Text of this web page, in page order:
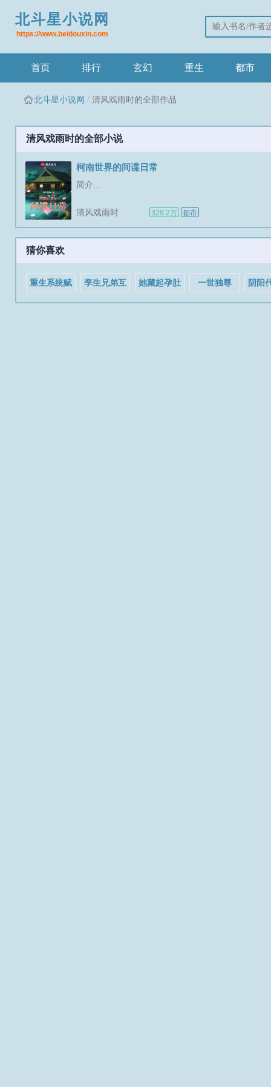
北斗星小说网
https://www.beidouxin.com
首页 排行 玄幻 重生 都市
北斗星小说网 清风戏雨时的全部作品
清风戏雨时的全部小说
柯南世界的间谍日常
简介...
清风戏雨时 329.2万 都市
猜你喜欢
重生系统赋
我梦中工作
孪生兄弟互
换人生[娱乐
她藏起孕肚
离婚，厉总
一世独尊 阴阳